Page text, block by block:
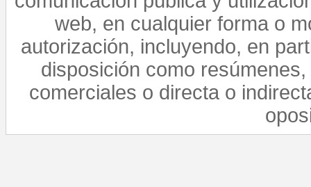
web, en cualquier forma o
autorización, incluyendo, en
disposición como
comerciales o directa o